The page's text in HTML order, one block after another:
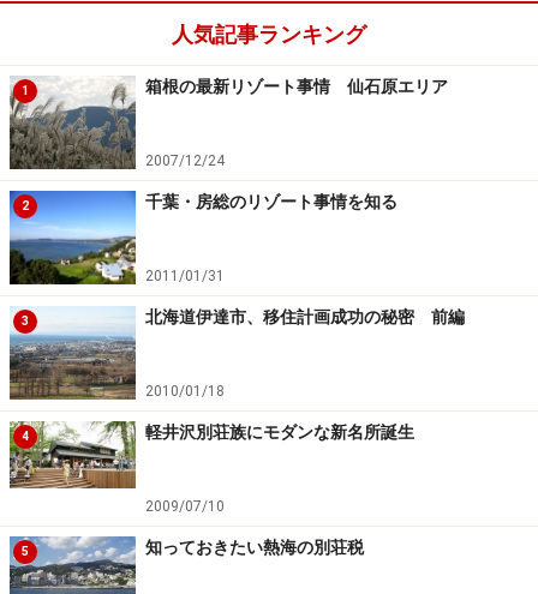
人気記事ランキング
1 箱根の最新リゾート事情 仙石原エリア
2007/12/24
2 千葉・房総のリゾート事情を知る
2011/01/31
3 北海道伊達市、移住計画成功の秘密 前編
2010/01/18
4 軽井沢別荘族にモダンな新名所誕生
2009/07/10
5 知っておきたい熱海の別荘税